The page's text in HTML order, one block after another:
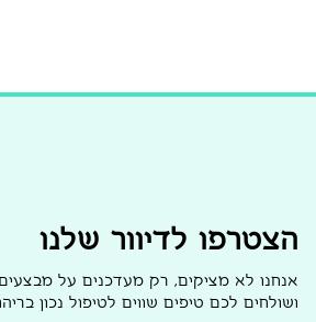
הצטרפו לדיוור שלנו
אנחנו לא מציקים, רק מעדכנים על
ושולחים לכם טיפים שווים לטיפול נכון